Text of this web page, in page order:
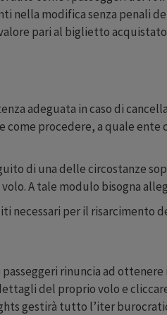
nella modifica senza penali
pari al biglietto
adeguata in caso di
come procedere, a quale
di una delle circostanze
A tale modulo bisogna
per il risarcimento
rinuncia ad
del proprio volo e
gestirà tutto l’iter